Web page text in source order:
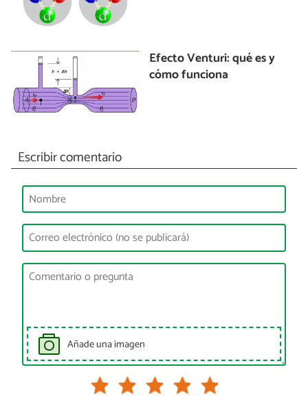
Efecto Venturi: qué es y
cómo funciona
Escribir comentario
Añade una imagen